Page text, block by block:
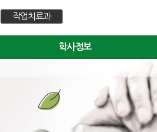
작업치료과
학사정보